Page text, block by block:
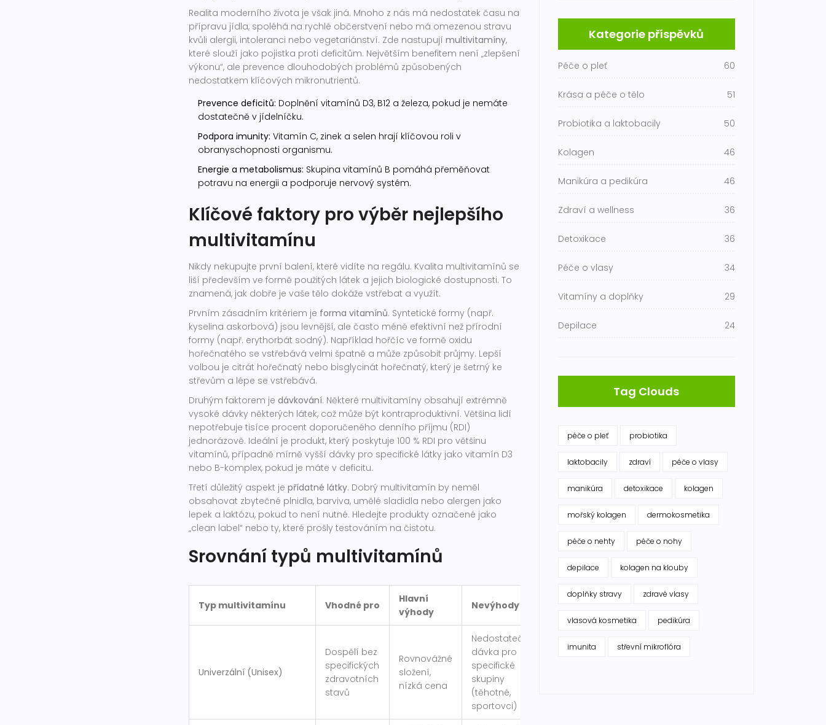
Realita moderního života je však jiná. Mnoho z nás má nedostatek času na
přípravu jídla, spoléhá na rychlé občerstvení nebo má omezenou stravu
kvůli alergii, intoleranci nebo vegetariánství. Zde nastupují multivitamíny,
které slouží jako pojistka proti deficitům. Největším benefitem není „zlepšení
výkonu“, ale prevence dlouhodobých problémů způsobených
nedostatkem klíčových mikronutrientů.
Prevence deficitů: Doplnění vitamínů D3, B12 a železa, pokud je nemáte
dostatečně v jídelníčku.
Podpora imunity: Vitamín C, zinek a selen hrají klíčovou roli v
obranyschopnosti organismu.
Energie a metabolismus: Skupina vitamínů B pomáhá přeměňovat
potravu na energii a podporuje nervový systém.
Klíčové faktory pro výběr nejlepšího
multivitamínu
Nikdy nekupujte první balení, které vidíte na regálu. Kvalita multivitamínů se
liší především ve formě použitých látek a jejich biologické dostupnosti. To
znamená, jak dobře je vaše tělo dokáže vstřebat a využít.
Prvním zásadním kritériem je forma vitamínů. Syntetické formy (např.
kyselina askorbová) jsou levnější, ale často méně efektivní než přírodní
formy (např. erythorbát sodný). Například hořčíc ve formě oxidu
hořečnatého se vstřebává velmi špatně a může způsobit průjmy. Lepší
volbou je citrát hořečnatý nebo bisglycinát hořečnatý, který je šetrný ke
střevům a lépe se vstřebává.
Druhým faktorem je dávkování. Některé multivitamíny obsahují extrémně
vysoké dávky některých látek, což může být kontraproduktivní. Většina lidí
nepotřebuje tisíce procent doporučeného denního příjmu (RDI)
jednorázově. Ideální je produkt, který poskytuje 100 % RDI pro většinu
vitamínů, případně mírně vyšší dávky pro specifické látky jako vitamín D3
nebo B-komplex, pokud je máte v deficitu.
Třetí důležitý aspekt je přídatné látky. Dobrý multivitamín by neměl
obsahovat zbytečné plnidla, barviva, umělé sladidla nebo alergen jako
lepek a laktózu, pokud to není nutné. Hledejte produkty označené jako
„clean label“ nebo ty, které prošly testováním na čistotu.
Srovnání typů multivitamínů
Typ multivitamínu Vhodné pro
Hlavní
výhody
Nevýhody
Univerzální (Unisex)
Dospělí bez
specifických
zdravotních
stavů
Rovnovážné
složení,
nízká cena
Nedostatečná
dávka pro
specifické
skupiny
(těhotné,
sportovci)
Kategorie příspěvků
Péče o pleť 60
Krása a péče o tělo 51
Probiotika a laktobacily 50
Kolagen 46
Manikúra a pedikúra 46
Zdraví a wellness 36
Detoxikace 36
Péče o vlasy 34
Vitamíny a doplňky 29
Depilace 24
Tag Clouds
péče o pleť probiotika
laktobacily zdraví péče o vlasy
manikúra detoxikace kolagen
mořský kolagen dermokosmetika
péče o nehty péče o nohy
depilace kolagen na klouby
doplňky stravy zdravé vlasy
vlasová kosmetika pedikúra
imunita střevní mikroflóra